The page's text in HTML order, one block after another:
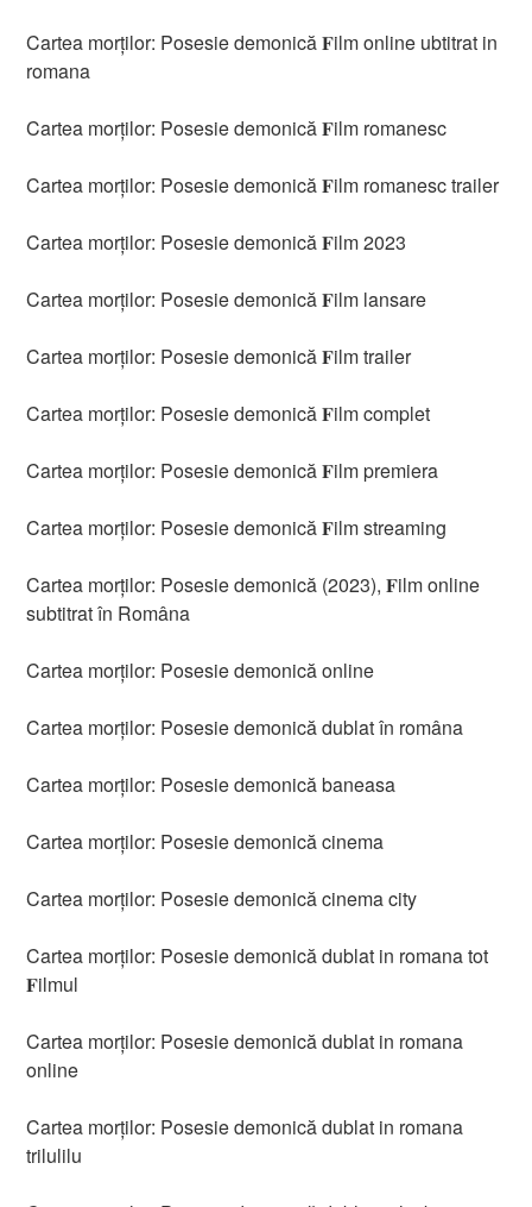
Cartea morților: Posesie demonică 𝐅ilm online ubtitrat in
romana
Cartea morților: Posesie demonică 𝐅ilm romanesc
Cartea morților: Posesie demonică 𝐅ilm romanesc trailer
Cartea morților: Posesie demonică 𝐅ilm 2023
Cartea morților: Posesie demonică 𝐅ilm lansare
Cartea morților: Posesie demonică 𝐅ilm trailer
Cartea morților: Posesie demonică 𝐅ilm complet
Cartea morților: Posesie demonică 𝐅ilm premiera
Cartea morților: Posesie demonică 𝐅ilm streaming
Cartea morților: Posesie demonică (2023), 𝐅ilm online
subtitrat în Româna
Cartea morților: Posesie demonică online
Cartea morților: Posesie demonică dublat în româna
Cartea morților: Posesie demonică baneasa
Cartea morților: Posesie demonică cinema
Cartea morților: Posesie demonică cinema city
Cartea morților: Posesie demonică dublat in romana tot
𝐅ilmul
Cartea morților: Posesie demonică dublat in romana
online
Cartea morților: Posesie demonică dublat in romana
trilulilu